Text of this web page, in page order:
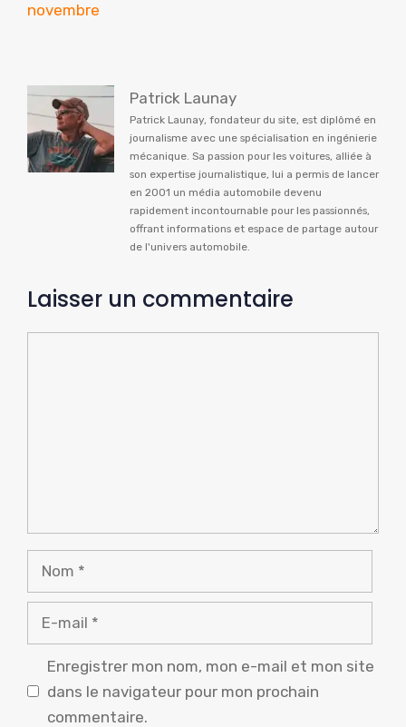
novembre
Patrick Launay
Patrick Launay, fondateur du site, est diplômé en
journalisme avec une spécialisation en ingénierie
mécanique. Sa passion pour les voitures, alliée à
son expertise journalistique, lui a permis de lancer
en 2001 un média automobile devenu
rapidement incontournable pour les passionnés,
offrant informations et espace de partage autour
de l'univers automobile.
Laisser un commentaire
Nom
Enregistrer mon nom, mon e-mail et mon site
dans le navigateur pour mon prochain
commentaire.